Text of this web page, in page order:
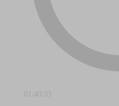
01:40:33